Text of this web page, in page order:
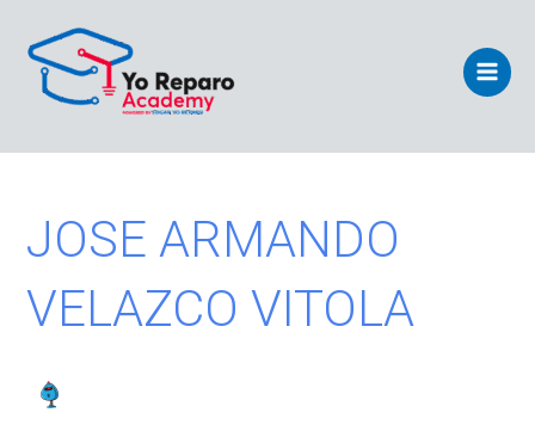
contenido
Menu
JOSE ARMANDO
VELAZCO VITOLA